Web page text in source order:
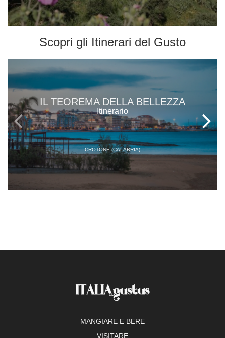
Scopri gli Itinerari del Gusto
IL TEOREMA DELLA BELLEZZA
Itinerario
CROTONE (CALABRIA)
MANGIARE E BERE
VISITARE